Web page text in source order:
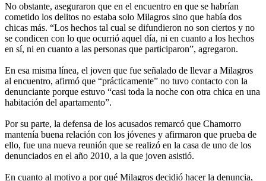
No obstante, aseguraron que en el encuentro en que se habrían
cometido los delitos no estaba solo Milagros sino que había dos
chicas más. “Los hechos tal cual se difundieron no son ciertos y no
se condicen con lo que ocurrió aquel día, ni en cuanto a los hechos
en sí, ni en cuanto a las personas que participaron”, agregaron.
En esa misma línea, el joven que fue señalado de llevar a Milagros
al encuentro, afirmó que “prácticamente” no tuvo contacto con la
denunciante porque estuvo “casi toda la noche con otra chica en una
habitación del apartamento”.
Por su parte, la defensa de los acusados remarcó que Chamorro
mantenía buena relación con los jóvenes y afirmaron que prueba de
ello, fue una nueva reunión que se realizó en la casa de uno de los
denunciados en el año 2010, a la que joven asistió.
En cuanto al motivo a por qué Milagros decidió hacer la denuncia,